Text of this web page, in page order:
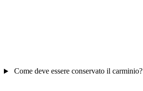
Come deve essere conservato il carminio?